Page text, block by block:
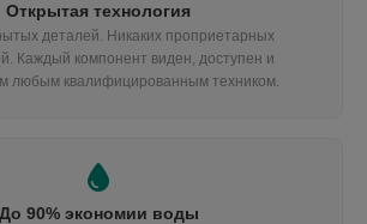
Открытая технология
деталей. Никаких проприетарных
Каждый компонент виден, доступен и
любым квалифицированным техником.
До 90% экономии воды